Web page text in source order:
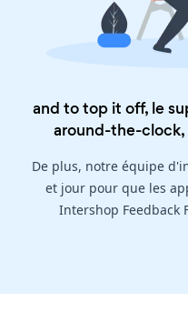
and to top it off, le
around-the-clock,
De plus, notre équipe
et jour pour que les
Intershop Feedback